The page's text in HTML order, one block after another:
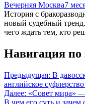
Вечерняя Москва7
История с
новый судебный
чего ждать тем, кто
Навигация по
Предыдущая: В
английское
Далее: «Совет мира»